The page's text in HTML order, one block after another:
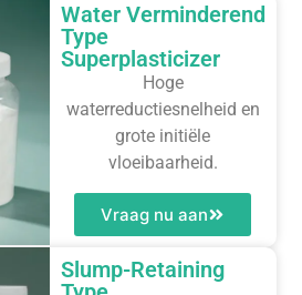
Water Verminderend
Type
Superplasticizer
Hoge
waterreductiesnelheid en
grote initiële
vloeibaarheid.
Vraag nu aan
Slump-Retaining